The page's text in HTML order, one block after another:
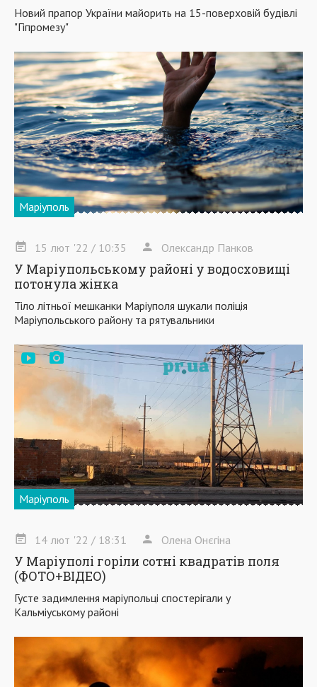
Новий прапор України майорить на 15-поверховій будівлі
"Гіпромезу"
Маріуполь
15 лют '22 / 10:35 Олександр Панков
У Маріупольському районі у водосховищі
потонула жінка
Тіло літньої мешканки Маріуполя шукали поліція
Маріупольського району та рятувальники
Маріуполь
14 лют '22 / 18:31 Олена Онєгіна
У Маріуполі горіли сотні квадратів поля
(ФОТО+ВІДЕО)
Густе задимлення маріупольці спостерігали у
Кальміуському районі